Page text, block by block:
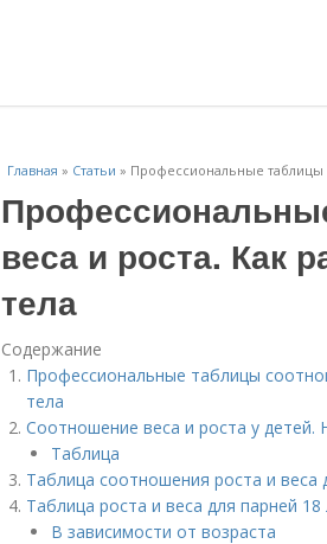
Главная » Статьи » Профессиональные таблицы
веса и роста. Как
тела
Содержание
Профессиональные таблицы
тела
Соотношение веса и роста у детей.
Таблица
Таблица соотношения роста и веса
Таблица роста и веса для парней
В зависимости от возраста